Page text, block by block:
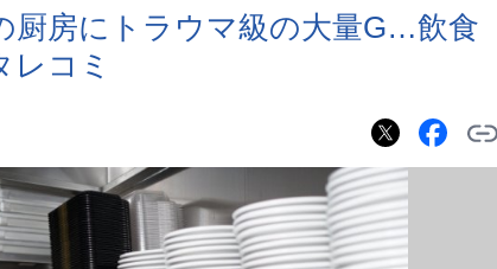
厨房にトラウマ級の大量G…飲食
レコミ